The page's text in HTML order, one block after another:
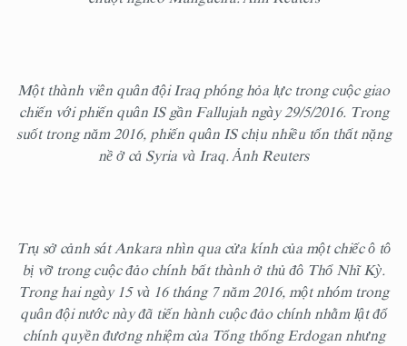
Một thành viên quân đội Iraq phóng hỏa lực trong cuộc giao
chiến với phiến quân IS gần Fallujah ngày 29/5/2016. Trong
suốt trong năm 2016, phiến quân IS chịu nhiều tổn thất nặng
nề ở cả Syria và Iraq. Ảnh Reuters
Trụ sở cảnh sát Ankara nhìn qua cửa kính của một chiếc ô tô
bị vỡ trong cuộc đảo chính bất thành ở thủ đô Thổ Nhĩ Kỳ.
Trong hai ngày 15 và 16 tháng 7 năm 2016, một nhóm trong
quân đội nước này đã tiến hành cuộc đảo chính nhằm lật đổ
chính quyền đương nhiệm của Tổng thống Erdogan nhưng